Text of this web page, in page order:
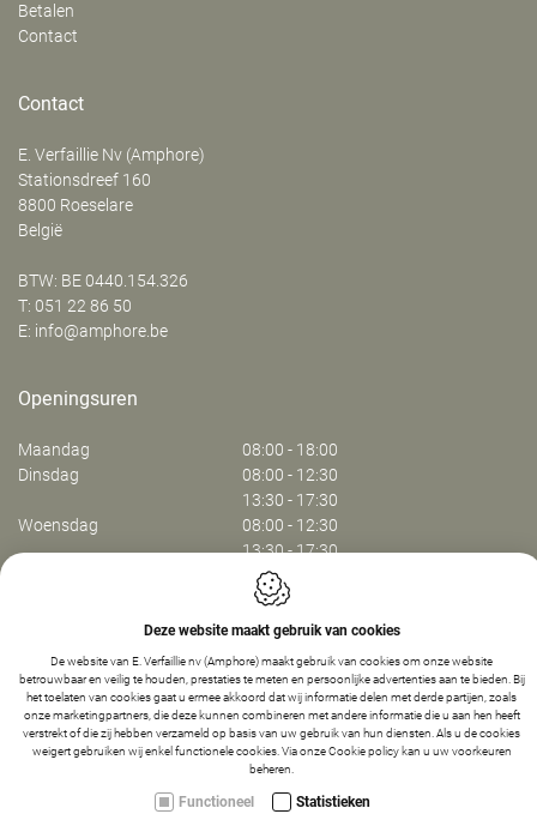
Betalen
Contact
Contact
E. Verfaillie Nv (Amphore)
‍Stationsdreef 160
8800 Roeselare
België
BTW: BE 0440.154.326
T: 051 22 86 50
E: info@amphore.be
Openingsuren
Maandag
08:00 - 18:00
Dinsdag
08:00 - 12:30
13:30 - 17:30
Woensdag
08:00 - 12:30
13:30 - 17:30
08:00 - 12:30
13:30 - 17:30
08:00 - 13:30
Webdesign by IDcreation 2024
Cookie policy
Privacy policy
Sitemap
Deze website maakt gebruik van cookies
De website van E. Verfaillie nv (Amphore) maakt gebruik van cookies om onze website
betrouwbaar en veilig te houden, prestaties te meten en persoonlijke advertenties aan te bieden. Bij
het toelaten van cookies gaat u ermee akkoord dat wij informatie delen met derde partijen, zoals
onze marketingpartners, die deze kunnen combineren met andere informatie die u aan hen heeft
verstrekt of die zij hebben verzameld op basis van uw gebruik van hun diensten. Als u de cookies
weigert gebruiken wij enkel functionele cookies. Via onzeCookie policykan u uw voorkeuren
beheren.
Functioneel Statistieken
IN WINKELMANDJE